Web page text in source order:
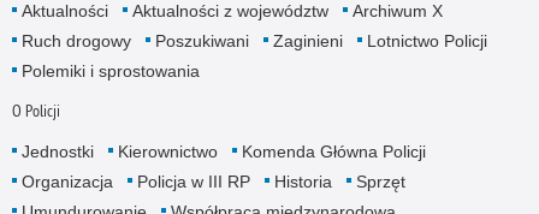
Aktualności Aktualności z województw
Archiwum X
Ruch drogowy
Poszukiwani Zaginieni
Lotnictwo Policji
Polemiki i sprostowania
O Policji
Jednostki Kierownictwo
Komenda Główna Policji
Organizacja
Policja w III RP Historia
Sprzęt